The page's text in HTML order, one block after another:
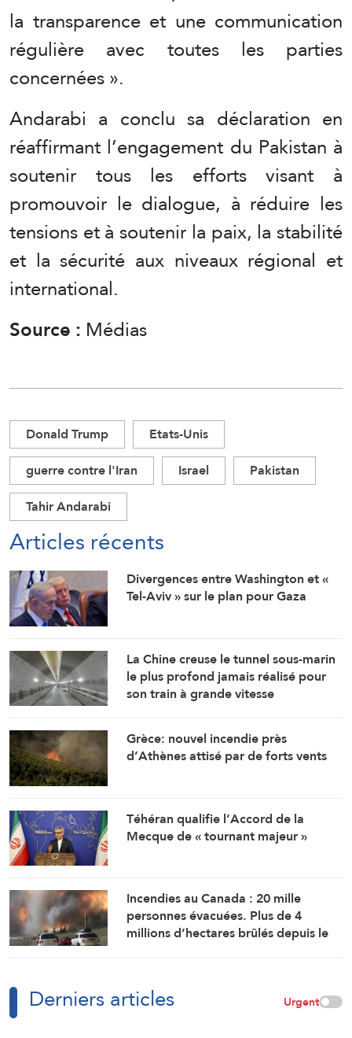
la transparence et une communication
régulière avec toutes les parties
concernées ».
Andarabi a conclu sa déclaration en
réaffirmant l’engagement du Pakistan à
soutenir tous les efforts visant à
promouvoir le dialogue, à réduire les
tensions et à soutenir la paix, la stabilité
et la sécurité aux niveaux régional et
international.
Source : Médias
Donald Trump
Etats-Unis
guerre contre l'Iran
Israel
Pakistan
Tahir Andarabi
Articles récents
Divergences entre Washington et «
Tel-Aviv » sur le plan pour Gaza
La Chine creuse le tunnel sous-marin
le plus profond jamais réalisé pour
son train à grande vitesse
Grèce: nouvel incendie près
d’Athènes attisé par de forts vents
Téhéran qualifie l’Accord de la
Mecque de « tournant majeur »
Incendies au Canada : 20 mille
personnes évacuées. Plus de 4
millions d’hectares brûlés depuis le
Derniers articles Urgent